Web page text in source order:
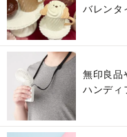
バレンタ
無印良品
ハンディ